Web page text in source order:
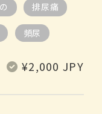
排尿痛
頻尿
通 ¥2,000 JPY